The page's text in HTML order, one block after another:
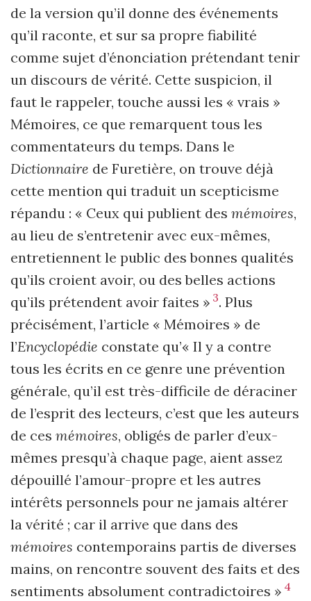
de la version qu’il donne des événements
qu’il raconte, et sur sa propre fiabilité
comme sujet d’énonciation prétendant tenir
un discours de vérité. Cette suspicion, il
faut le rappeler, touche aussi les « vrais »
Mémoires, ce que remarquent tous les
commentateurs du temps. Dans le
Dictionnaire de Furetière, on trouve déjà
cette mention qui traduit un scepticisme
répandu : « Ceux qui publient des mémoires,
au lieu de s’entretenir avec eux-mêmes,
entretiennent le public des bonnes qualités
qu’ils croient avoir, ou des belles actions
qu’ils prétendent avoir faites » 3. Plus
précisément, l’article « Mémoires » de
l’Encyclopédie constate qu’« Il y a contre
tous les écrits en ce genre une prévention
générale, qu’il est très-difficile de déraciner
de l’esprit des lecteurs, c’est que les auteurs
de ces mémoires, obligés de parler d’eux-
mêmes presqu’à chaque page, aient assez
dépouillé l’amour-propre et les autres
intérêts personnels pour ne jamais altérer
la vérité ; car il arrive que dans des
mémoires contemporains partis de diverses
mains, on rencontre souvent des faits et des
sentiments absolument contradictoires » 4